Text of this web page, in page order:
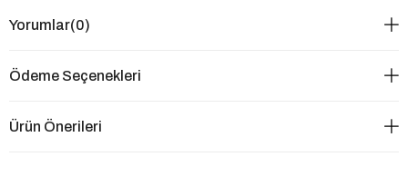
Yorumlar(0)
Ödeme Seçenekleri
Ürün Önerileri